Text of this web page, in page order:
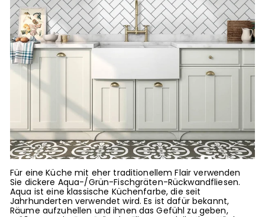
Für eine Küche mit eher traditionellem Flair verwenden
Sie dickere Aqua-/Grün-Fischgräten-Rückwandfliesen.
Aqua ist eine klassische Küchenfarbe, die seit
Jahrhunderten verwendet wird. Es ist dafür bekannt,
Räume aufzuhellen und ihnen das Gefühl zu geben,